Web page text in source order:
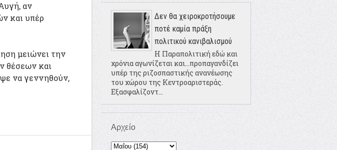
αν
και υπέρ
μειώνει την
θέσεων και
να γεννηθούν,
Δεν θα χειροκροτήσουμε
ποτέ καμία πράξη
πολιτικού κανιβαλισμού
Η Παραπολιτική εδώ και
χρόνια αγωνίζεται και...προπαγανδίζει
υπέρ της ριζοσπαστικής ανανέωσης
του χώρου της Κεντροαριστεράς.
Εξασφαλίζοντ...
Αρχείο